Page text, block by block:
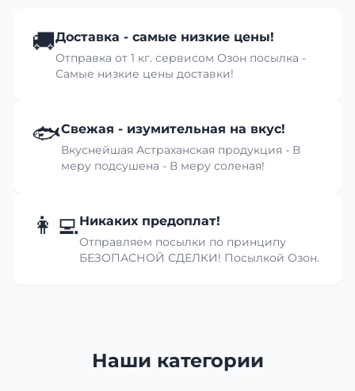
🚚Доставка - самые низкие цены!
Отправка от 1 кг. сервисом Озон посылка -
Самые низкие цены доставки!
🐟Свежая - изумительная на вкус!
Вкуснейшая Астраханская продукция - В
меру подсушена - В меру соленая!
👩‍💻Никаких предоплат!
Отправляем посылки по принципу
БЕЗОПАСНОЙ СДЕЛКИ! Посылкой Озон.
Наши категории